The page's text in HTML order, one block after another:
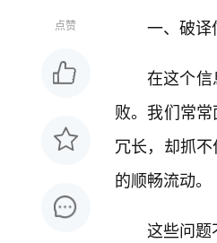
点赞 一、破译
在这个
败。我们常
冗长，却抓
的顺畅流动。
这些问题